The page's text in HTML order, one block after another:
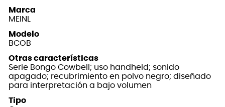
Marca
MEINL
Modelo
BCOB
Otras características
Serie Bongo Cowbell; uso handheld; sonido
apagado; recubrimiento en polvo negro; diseñado
para interpretación a bajo volumen
Tipo